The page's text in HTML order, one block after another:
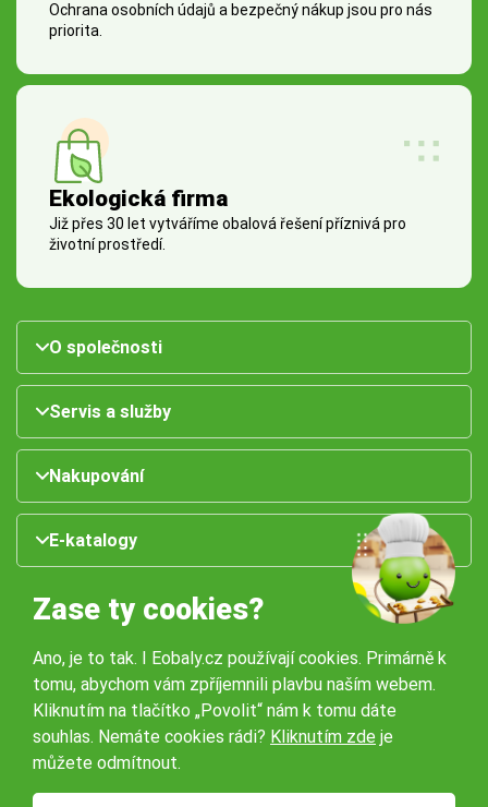
Ochrana osobních údajů a bezpečný nákup jsou pro nás
priorita.
Ekologická firma
Již přes 30 let vytváříme obalová řešení příznivá pro
životní prostředí.
O společnosti
Servis a služby
Nakupování
E-katalogy
Naše pobočky:
Obchodní podmínky
Zase ty cookies?
Ano, je to tak. I Eobaly.cz používají cookies. Primárně k
tomu, abychom vám zpříjemnili plavbu naším webem.
Kliknutím na tlačítko „Povolit“ nám k tomu dáte
souhlas. Nemáte cookies rádi? Kliknutím zde je
můžete odmítnout.